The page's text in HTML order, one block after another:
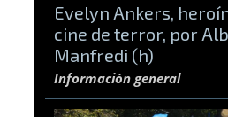
Evelyn Ankers,
cine de terror, por
Manfredi (h)
Información general